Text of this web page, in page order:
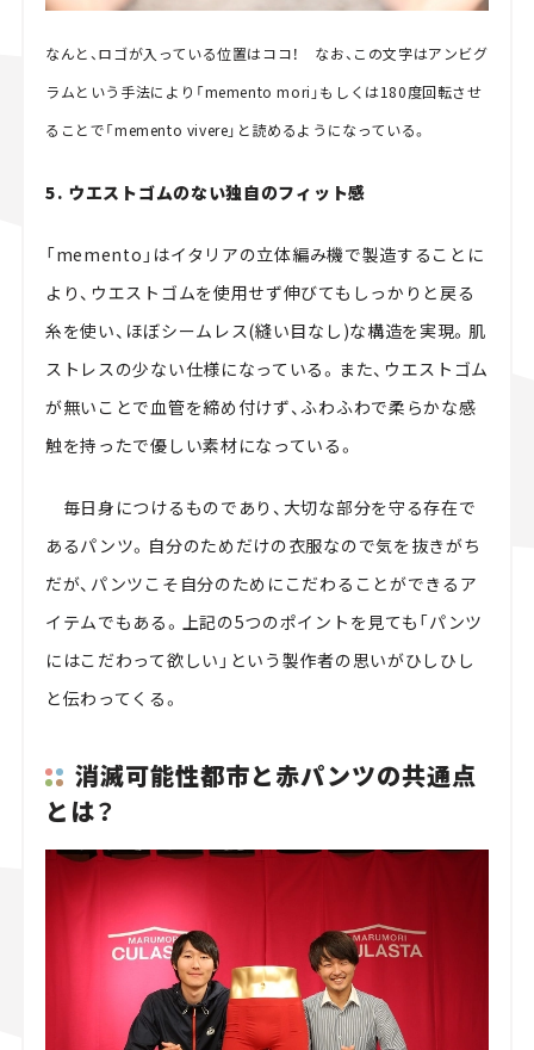
なんと、ロゴが入っている位置はココ！ なお、この文字はアンビグ
ラムという手法により「memento mori」もしくは180度回転させ
ることで「memento vivere」と読めるようになっている。
5. ウエストゴムのない独自のフィット感
「memento」はイタリアの立体編み機で製造することに
より、ウエストゴムを使用せず伸びてもしっかりと戻る
糸を使い、ほぼシームレス(縫い目なし)な構造を実現。肌
ストレスの少ない仕様になっている。また、ウエストゴム
が無いことで血管を締め付けず、ふわふわで柔らかな感
触を持ったで優しい素材になっている。
毎日身につけるものであり、大切な部分を守る存在で
あるパンツ。自分のためだけの衣服なので気を抜きがち
だが、パンツこそ自分のためにこだわることができるア
イテムでもある。上記の5つのポイントを見ても「パンツ
にはこだわって欲しい」という製作者の思いがひしひし
と伝わってくる。
消滅可能性都市と赤パンツの共通点
とは？